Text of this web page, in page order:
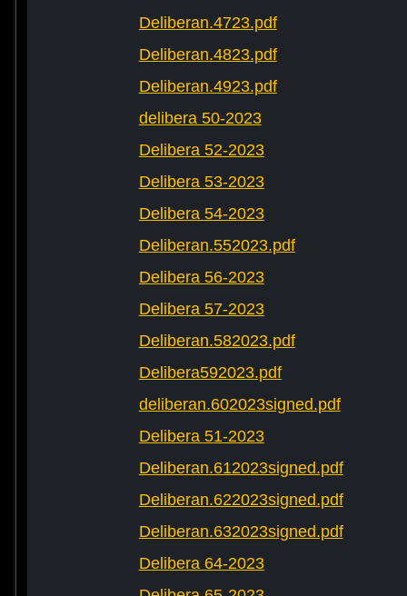
Deliberan.4723.pdf
Deliberan.4823.pdf
Deliberan.4923.pdf
delibera 50-2023
Delibera 52-2023
Delibera 53-2023
Delibera 54-2023
Deliberan.552023.pdf
Delibera 56-2023
Delibera 57-2023
Deliberan.582023.pdf
Delibera592023.pdf
deliberan.602023signed.pdf
Delibera 51-2023
Deliberan.612023signed.pdf
Deliberan.622023signed.pdf
Deliberan.632023signed.pdf
Delibera 64-2023